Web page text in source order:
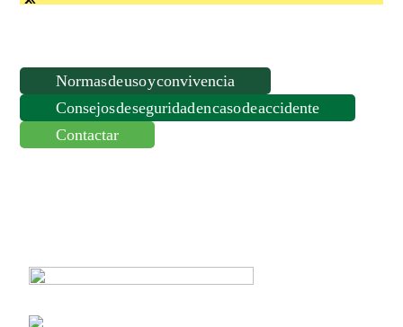
Normas de uso y convivencia
Consejos de seguridad en caso de accidente
Contactar